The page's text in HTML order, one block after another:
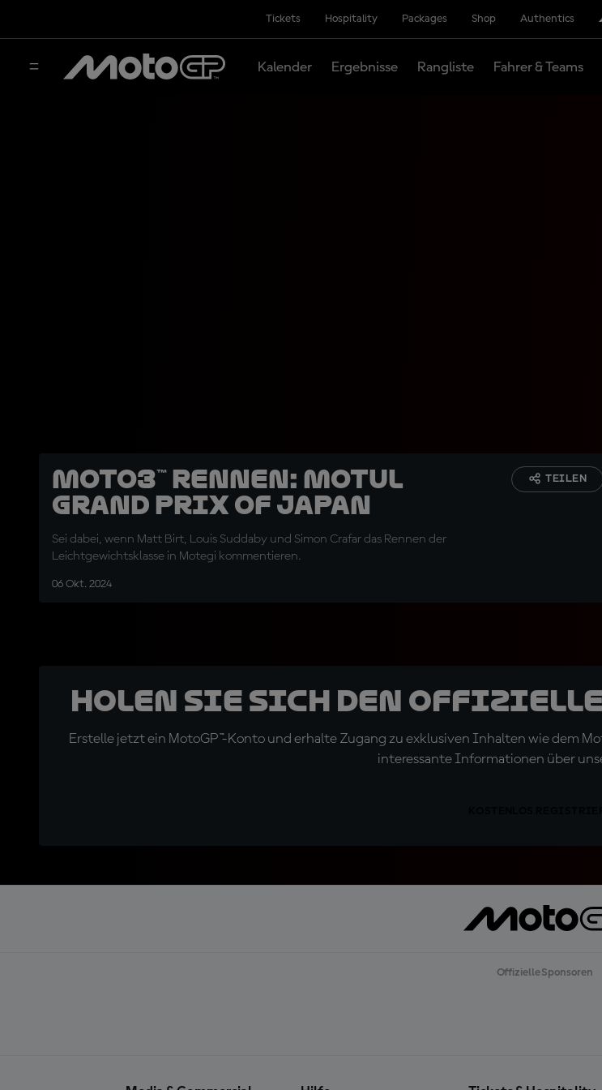
Tickets Hospitality Packages Shop Authentics
Kalender Ergebnisse Rangliste Fahrer & Teams
Moto3™ Rennen: Motul
Grand Prix of Japan
Sei dabei, wenn Matt Birt, Louis Suddaby und Simon Crafar das Rennen der
Leichtgewichtsklasse in Motegi kommentieren.
06 Okt. 2024
TEILEN
Holen Sie sich den
Erstelle jetzt ein MotoGP™-Konto und erhalte Zugang zu exklusiven Inhalten wie dem
interessante Informationen über
Offizielle Sponsoren